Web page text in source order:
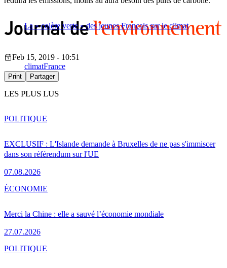
La « colère verte » des jeunes Français sur le climat
Feb 15, 2019 - 10:51
climatFrance
Print Partager
LES PLUS LUS
EXCLUSIF : L'Islande demande à Bruxelles de ne pas s'immiscer
dans son référendum sur l'UE
07.08.2026
POLITIQUE
Merci la Chine : elle a sauvé l’économie mondiale
27.07.2026
ÉCONOMIE
POLITIQUE